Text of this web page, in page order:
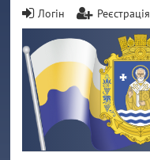
Логін Реєстрація